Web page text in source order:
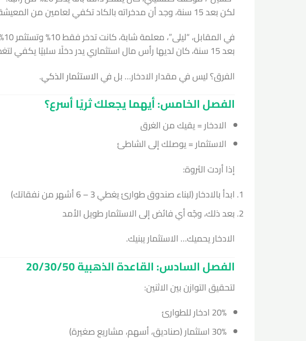
لكن بعد 15 سنة، وجد أن مدخراته بالكاد تكفي لعامين من المعيشة، بسبب التضخم.
في المقابل، “ليلى”، معلمة شابة، كانت تدخر فقط 10% وتستثمر 10% شهريًا في صناديق استثمارية بسيطة.
بعد 15 سنة، كان لديها رأس مال استثماري يدر دخلًا سلبيًا يكفي لتغطية نصف مصاريفها.
الفرق؟ ليس في مقدار الادخار… بل فيالاستثمار الذكي.
الفصل الخامس: أيهما يجعلك ثريًا أسرع؟
الادخار = يقيك من الغرق
الاستثمار = يوصلك إلى الشاطئ
إذا أردت الثروة:
ابدأ بالادخار (لبناء صندوق طوارئ يغطي 3 – 6 أشهر من نفقاتك)
بعد ذلك، وجّه أي فائض إلى الاستثمار طويل الأمد
الادخار يحميك… الاستثمار يبنيك.
الفصل السادس: القاعدة الذهبية 20/30/50
لتحقيق التوازن بين الاثنين:
20% ادخار للطوارئ
30% استثمار (صناديق، أسهم، مشاريع صغيرة)